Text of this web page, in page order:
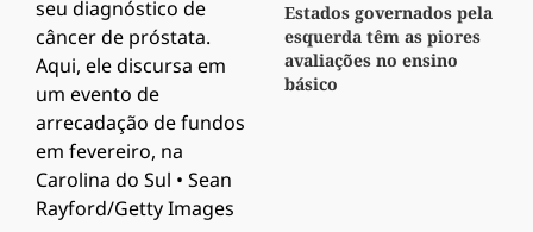
Estados governados pela
esquerda têm as piores
avaliações no ensino
básico